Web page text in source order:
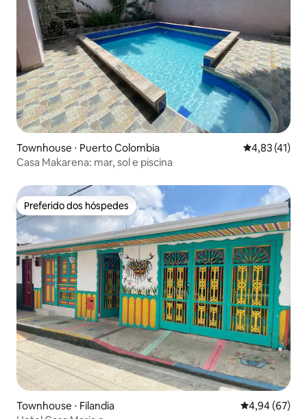
Townhouse ⋅ Puerto Colombia 4,83 de uma
4,83 (41)
Casa Makarena: mar, sol e piscina
Preferido dos hóspedes
Preferido dos hóspedes
Townhouse ⋅ Filandia 4,94 de uma
4,94 (67)